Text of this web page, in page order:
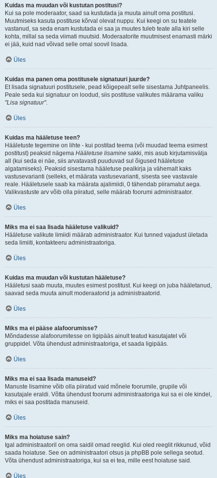
Kuidas ma muudan või kustutan postitusi?
Kui sa pole moderaator, saad sa kustutada ja muuta ainult oma postitusi.
Muutmiseks kasuta postituse kõrval olevat nuppu. Kui keegi on su teatele
vastanud, sa seda enam kustutada ei saa ja muutes tuleb teate alla kiri selle
kohta, millal sa seda viimati muutsid. Moderaatorite muutmisest enamasti märki
ei jää, kuid nad võivad selle omal soovil lisada.
Üles
Kuidas ma panen oma postitusele signatuuri juurde?
Et lisada signatuuri postitusele, pead kõigepealt selle sisestama Juhtpaneelis.
Peale seda kui signatuur on loodud, siis postituse valikutes määrama valiku
"Lisa signatuur".
Üles
Kuidas ma hääletuse teen?
Hääletuste tegemine on lihte - kui postitad teema (või muudad teema esimest
postitust) peaksid nägema Hääletuse lisamine sakki, mis asub kirjutamisvälja
all (kui seda ei näe, siis arvatavasti puuduvad sul õigused hääletuse
algatamiseks). Peaksid sisestama hääletuse pealkirja ja vähemalt kaks
vastusevarianti (selleks, et määrata vastusevarianti, sisesta see vastavale
reale. Hääletusele saab ka määrata ajalimiidi, 0 tähendab piiramatut aega.
Valikvastuste arv võib olla piiratud, selle määrab foorumi administraator.
Üles
Miks ma ei saa lisada hääletuse valikuid?
Hääletuse valikute limiidi määrab administraator. Kui tunned vajadust ületada
seda limiiti, kontakteeru administraatoriga.
Üles
Kuidas ma muudan või kustutan hääletuse?
Hääletusi saab muuta, muutes esimest postitust. Kui keegi on juba hääletanud,
saavad seda muuta ainult moderaatorid ja administraatorid.
Üles
Miks ma ei pääse alafoorumisse?
Mõndadesse alafoorumitesse on ligipääs ainult teatud kasutajatel või
gruppidel. Võta ühendust administraatoriga, et saada ligipääs.
Üles
Miks ma ei saa lisada manuseid?
Manuste lisamine võib olla piiratud vaid mõnele foorumile, grupile või
kasutajale eraldi. Võtta ühendust foorumi administraatoriga kui sa ei ole kindel,
miks ei saa postitada manuseid.
Üles
Miks ma hoiatuse sain?
Igal administraatoril on oma saidil omad reeglid. Kui oled reeglit rikkunud, võid
saada hoiatuse. See on administraatori otsus ja phpBB pole sellega seotud.
Võta ühendust administraatoriga, kui sa ei tea, mille eest hoiatuse said.
Üles